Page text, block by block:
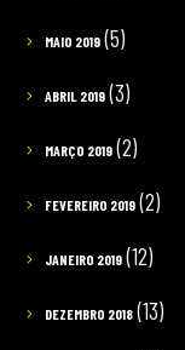
MAIO 2019(5)
ABRIL 2019(3)
MARÇO 2019(2)
FEVEREIRO 2019(2)
JANEIRO 2019(12)
DEZEMBRO 2018(13)